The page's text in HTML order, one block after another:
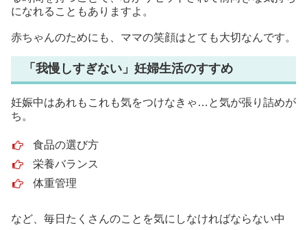
になれることもありますよ。
赤ちゃんのためにも、ママの笑顔はとても大切なんです。
「我慢しすぎない」妊婦生活のすすめ
妊娠中はあれもこれも気をつけなきゃ…と気が張り詰めが
ち。
食品の選び方
栄養バランス
体重管理
など、毎日たくさんのことを気にしなければならない中